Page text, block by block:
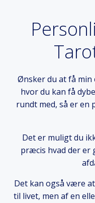
Ønsker du at få
hvor du kan få
rundt med, så er en
Det er muligt du
præcis hvad der
Det kan også være
til livet, men af en